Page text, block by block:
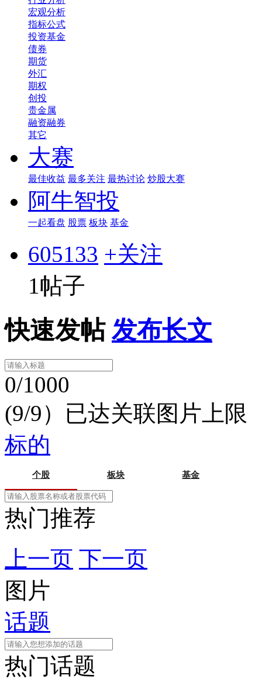
宏观分析
指标公式
投资基金
债券
期货
外汇
期权
创投
贵金属
融资融券
其它
大赛
最佳收益 最多关注 最热讨论 炒股大赛
阿牛智投
一起看盘 股票 板块 基金
605133 +关注
1帖子
快速发帖 发布长文
0/1000
(9/9）已达关联图片上限
标的
个股 板块 基金
热门推荐
上一页 下一页
图片
话题
热门话题